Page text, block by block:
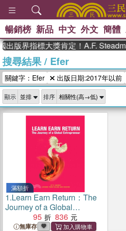
、 The
史是一群
獎 臺灣漫
登輝時代
偉大的迷
暢銷榜 新品 中文 外文 簡體
出版界指標大獎肯定！A.F.
搜尋結果/ Efer
關鍵字：Efer
出版日期:2017年以前
顯示 排序
滿額折
1.Learn Earn Return：The
Journey of a Global
Entrepreneur
95 836
無庫存